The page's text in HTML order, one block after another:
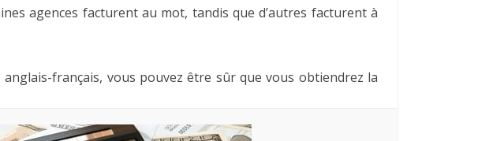
agences facturent au mot, tandis que d’autres facturent à
français, vous pouvez être sûr que vous obtiendrez la